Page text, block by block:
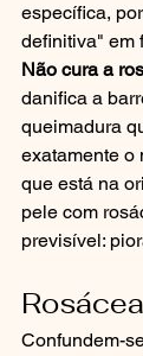
específica,
definitiva" em
Não cura a
danifica a
queimadura
exatamente o
que está na
pele com
previsível:
Confundem-